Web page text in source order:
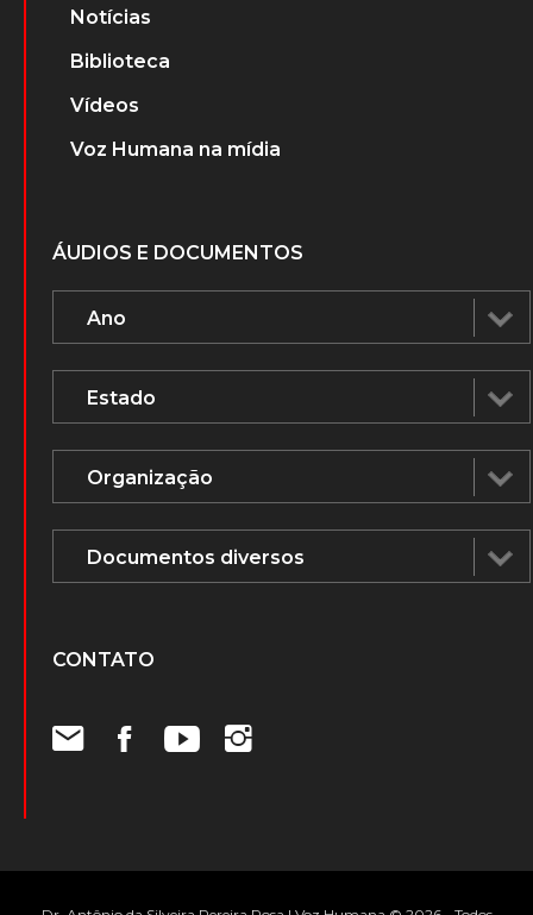
Notícias
Biblioteca
Vídeos
Voz Humana na mídia
ÁUDIOS E DOCUMENTOS
CONTATO